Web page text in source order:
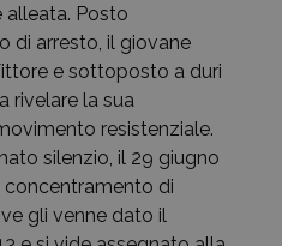
alleata. Posto
di arresto, il giovane
e sottoposto a duri
rivelare la sua
resistenziale.
silenzio, il 29 giugno
di
gli venne dato il